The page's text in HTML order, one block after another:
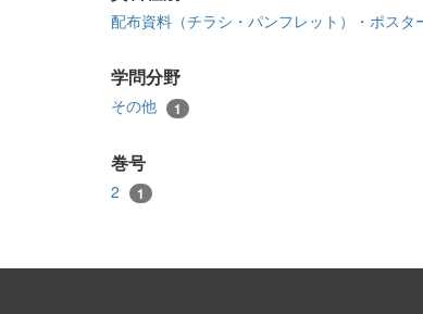
配布資料（チラシ・パンフレット）・ポスタ
学問分野
その他 1
巻号
2 1